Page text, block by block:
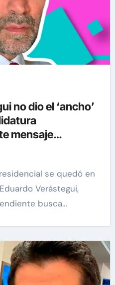
no dio el ‘ancho’
mensaje
Verástegui,
busca…